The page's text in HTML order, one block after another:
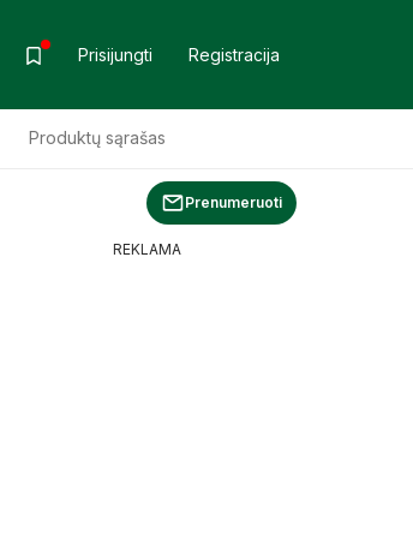
Prisijungti Registracija
Produktų sąrašas
Prenumeruoti
REKLAMA